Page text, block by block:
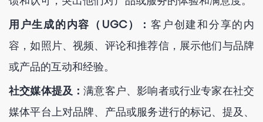
用户生成的内容（UGC）：客户创建和分享的内
容，如照片、视频、评论和推荐信，展示他们与品牌
或产品的互动和经验。
社交媒体提及：满意客户、影响者或行业专家在社交
媒体平台上对品牌、产品或服务进行的标记、提及、